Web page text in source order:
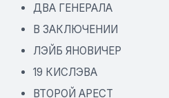
ДВА ГЕНЕРАЛА
В ЗАКЛЮЧЕНИИ
ЛЭЙБ ЯНОВИЧЕР
19 КИСЛЭВА
ВТОРОЙ АРЕСТ